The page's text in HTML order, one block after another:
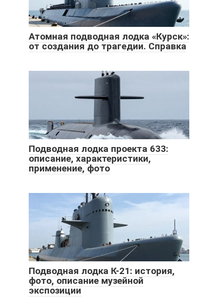
Атомная подводная лодка «Курск»:
от создания до трагедии. Справка
Подводная лодка проекта 633:
описание, характеристики,
применение, фото
Подводная лодка К-21: история,
фото, описание музейной
экспозиции